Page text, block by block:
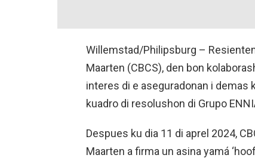
Willemstad/Philipsburg –
Maarten (CBCS), den bon
interes di e aseguradonan i demas
kuadro di resolushon di Grupo
Despues ku dia 11 di aprel 2024,
Maarten a firma un asina yamá